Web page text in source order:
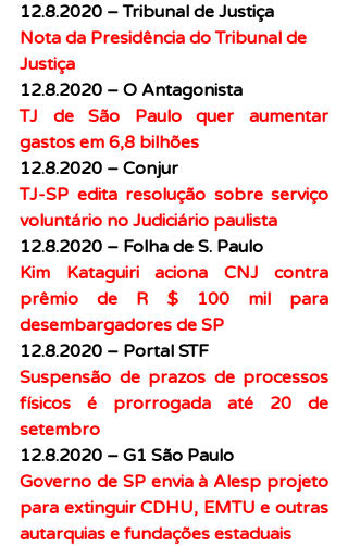
12.8.2020 – Tribunal de Justiça
Nota da Presidência do Tribunal de
Justiça
12.8.2020 – O Antagonista
TJ de São Paulo quer aumentar
gastos em 6,8 bilhões
12.8.2020 – Conjur
TJ-SP edita resolução sobre serviço
voluntário no Judiciário paulista
12.8.2020 – Folha de S. Paulo
Kim Kataguiri aciona CNJ contra
prêmio de R $ 100 mil para
desembargadores de SP
12.8.2020 – Portal STF
Suspensão de prazos de processos
físicos é prorrogada até 20 de
setembro
12.8.2020 – G1 São Paulo
Governo de SP envia à Alesp projeto
para extinguir CDHU, EMTU e outras
autarquias e fundações estaduais